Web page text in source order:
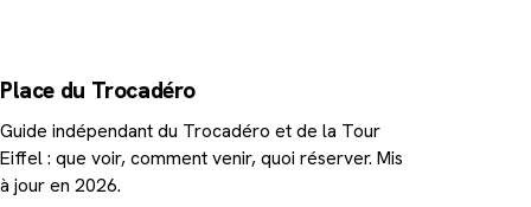
Place du Trocadéro
Guide indépendant du Trocadéro et de la Tour
Eiffel : que voir, comment venir, quoi réserver. Mis
à jour en 2026.